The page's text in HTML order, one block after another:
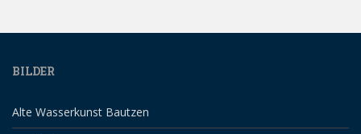
BILDER
Alte Wasserkunst Bautzen